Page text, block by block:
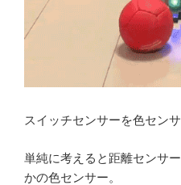
スイッチセンサーを色セン
単純に考えると距離センサ
かの色センサー。